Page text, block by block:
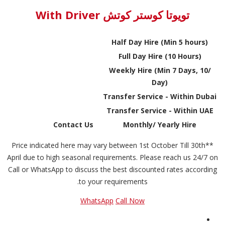
تويوتا كوستر كوتش With Driver
Half Day Hire (Min 5 hours)
Full Day Hire (10 Hours)
Weekly Hire (Min 7 Days, 10/
Day)
Transfer Service - Within Dubai
Transfer Service - Within UAE
Monthly/ Yearly Hire
Contact Us
**Price indicated here may vary between 1st October Till 30th
April due to high seasonal requirements. Please reach us 24/7 on
Call or WhatsApp to discuss the best discounted rates according
to your requirements.
WhatsApp Call Now